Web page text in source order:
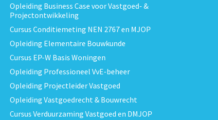
Opleiding Business Case voor Vastgoed- &
Projectontwikkeling
Cursus Conditiemeting NEN 2767 en MJOP
Opleiding Elementaire Bouwkunde
Cursus EP-W Basis Woningen
Opleiding Professioneel VvE-beheer
Opleiding Projectleider Vastgoed
Opleiding Vastgoedrecht & Bouwrecht
Cursus Verduurzaming Vastgoed en DMJOP